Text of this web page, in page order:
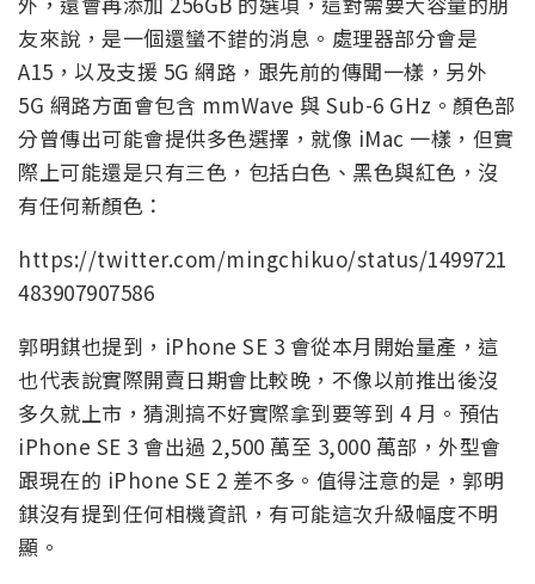
友來說，是一個還蠻不錯的消息。處理器部分會是
A15，以及支援 5G 網路，跟先前的傳聞一樣，另外
5G 網路方面會包含 mmWave 與 Sub-6 GHz。顏色部
分曾傳出可能會提供多色選擇，就像 iMac 一樣，但實
際上可能還是只有三色，包括白色、黑色與紅色，沒
有任何新顏色：
https://twitter.com/mingchikuo/status/1499721
483907907586
郭明錤也提到，iPhone SE 3 會從本月開始量產，這
也代表說實際開賣日期會比較晚，不像以前推出後沒
多久就上市，猜測搞不好實際拿到要等到 4 月。預估
iPhone SE 3 會出過 2,500 萬至 3,000 萬部，外型會
跟現在的 iPhone SE 2 差不多。值得注意的是，郭明
錤沒有提到任何相機資訊，有可能這次升級幅度不明
顯。